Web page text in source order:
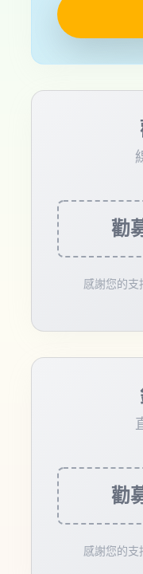
勸
感謝您的支
勸
感謝您的支